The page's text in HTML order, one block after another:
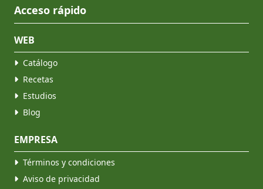
Acceso rápido
WEB
Catálogo
Recetas
Estudios
Blog
EMPRESA
Términos y condiciones
Aviso de privacidad